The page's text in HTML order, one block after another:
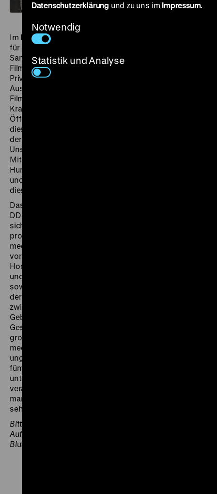
Im Mittelpunkt unserer Reihe
für gewöhnlich private und unabhängige
Sammlungspraxen, die sich dem analog überlieferten
Filmerbe verschreiben und der Initiative von
Privatleuten oder Vereinen verdanken. Diese neue
Ausgabe stellt ein vergleichsweise offiziöses
Filmarchiv vor, die Sammlung des Berliner
Krankenhauses Charité, die einer breiteren
Öffentlichkeit kaum bekannt sein dürfte. Warum wurde
diese Sammlung angelegt? Wer arbeitete im Filmstudio
der Charité? Für wen wurden die Filme produziert?
Unser Gast Carolin Pommert, wissenschaftliche
Mitarbeiterin in der Bibliothek & Sammlung Medical
Humanities des Instituts für Geschichte der Medizin
und Ethik in der Medizin der Charité, wird uns helfen,
diese und weitere Fragen zu beantworten.
Das Ost-Berliner Krankenhaus Charité verfügte zu
DDR-Zeiten über ein eigenes Hochschulfilmstudio, das
sich in den 1950er Jahren mehr und mehr
professionalisierte und bis 1990 rund 430
medizinische Lehr-, Unterrichts- und Forschungsfilme
vorlegte. In Zusammenarbeit mit verschiedenen
Hochschulfilm- und Bildstellen, den für Gesundheit
und Volksaufklärung zuständigen Ministerien der DDR
sowie den DEFA-Studios entstanden in den Kliniken
der Charité ganz unterschiedliche Produktionen –
zwischen Wissenschaft und populärer Aufklärung,
Gebrauchswert und filmisch ambitioniertem
Gestaltungswillen: Außen- und Innenansichten des
großen Klinikkomplexes, Eindrücke vom
medizinischen Alltag, von Operationen, Therapien und
ungewöhnlichen Fernreisen zu Zeiten der DDR. Die
fünf ausgewählten Filme unseres Programms stellen
unterschiedliche Produktionen vor und
veranschaulichen das Spektrum der Sammlung,
manche Filme werden erstmals seit 1990 wieder zu
sehen sein.
Bitte beachten Sie, dass in den Filmen teils detaillierte
Aufnahmen von Operationen, das heißt Szenen mit
Blut und medizinischen Instrumenten, enthalten sind.
Datenschutzerklärung und zu uns im Impressum.
Notwendig
Statistik und Analyse